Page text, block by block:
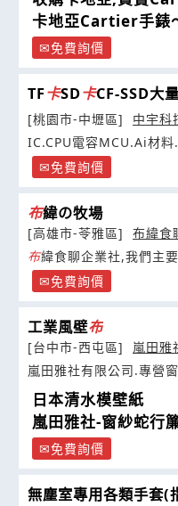
卡地亞Cartier手錶
免費詢價
TF卡SD卡CF-SSD大
[桃園市-中壢區]
中宇科
IC.CPU電容MCU.Ai材
免費詢價
布緯の牧場
[高雄市-苓雅區]
布緯食
布緯食聊企業社,我們主
免費詢價
工業風壁布
[台中市-西屯區]
嵐田雅
嵐田雅社有限公司.專營
日本清水模壁紙
嵐田雅社-窗紗蛇行
免費詢價
無塵室專用各類手套(